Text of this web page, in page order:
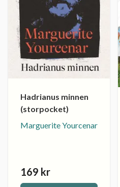
Hadrianus minnen
(storpocket)
Marguerite Yourcenar
169 kr